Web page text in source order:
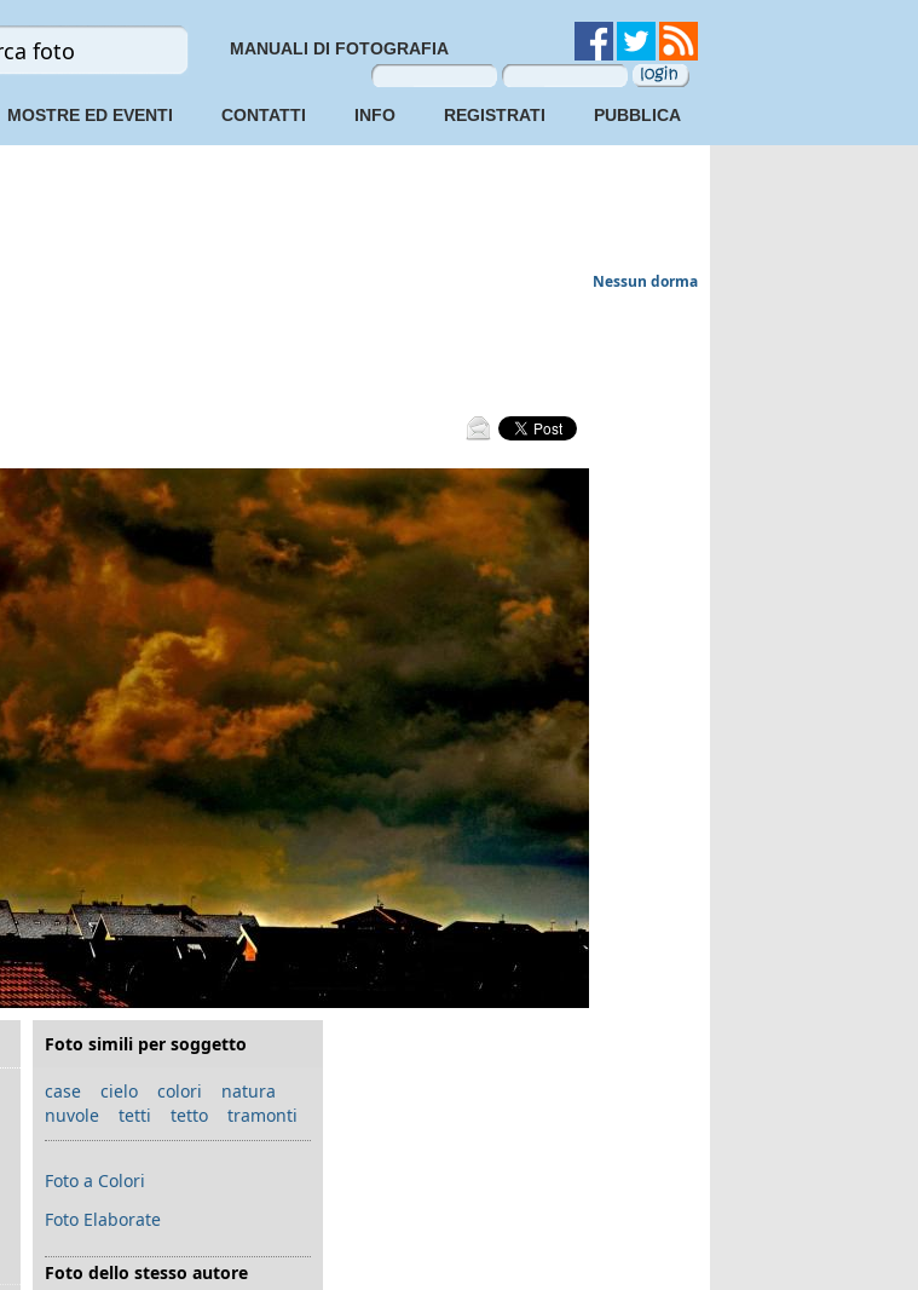
MANUALI DI FOTOGRAFIA
MOSTRE ED EVENTI CONTATTI INFO REGISTRATI PUBBLICA
Nessun dorma
Foto simili per soggetto
case cielo colori
natura
nuvole
tetti tetto tramonti
Foto a Colori
Foto Elaborate
Foto dello stesso autore